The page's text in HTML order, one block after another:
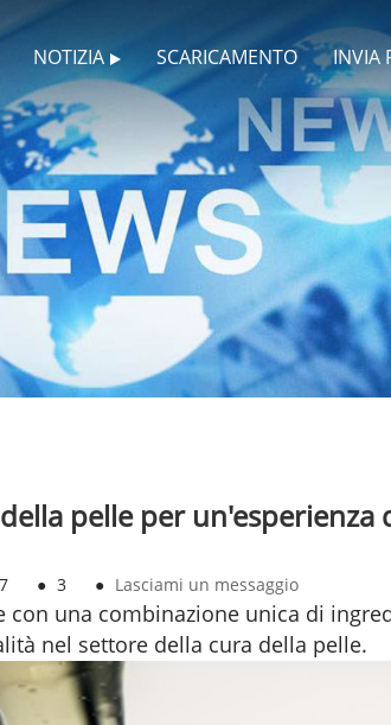
NOTIZIA SCARICAMENTO INVIA
pelle per un'esperienza
● 3 ● Lasciami un messaggio
una combinazione unica di
nel settore della cura della pelle.